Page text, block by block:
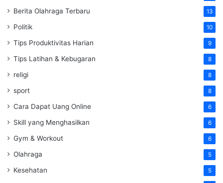
Berita Olahraga Terbaru 13
Politik 10
Tips Produktivitas Harian 9
Tips Latihan & Kebugaran 8
religi 8
sport 8
Cara Dapat Uang Online 6
Skill yang Menghasilkan 6
Gym & Workout 6
Olahraga 5
Kesehatan 5